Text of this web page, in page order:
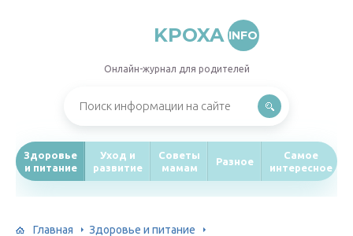
KPOXA INFO
Онлайн-журнал для родителей
Здоровье
и питание
Уход и
развитие
Советы
мамам
Разное
Самое
интересное
Главная
Здоровье и питание